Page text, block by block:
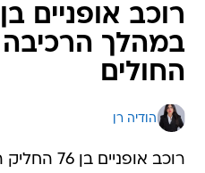
במהלך הרכיבה
החולים
הודיה רן